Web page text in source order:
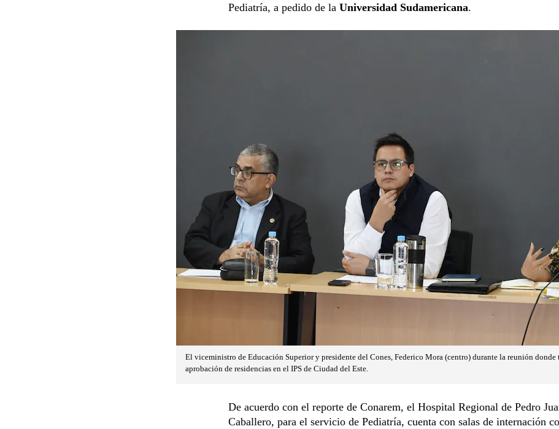
Pediatría, a pedido de la Universidad Sudamericana.
El viceministro de Educación Superior y presidente del Cones, Federico Mora (centro) durante la reunión donde
aprobación de residencias en el IPS de Ciudad del Este.
De acuerdo con el reporte de Conarem, el Hospital Regional de Pedro
Caballero, para el servicio de Pediatría, cuenta con salas de internación